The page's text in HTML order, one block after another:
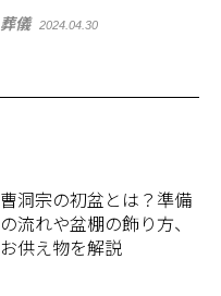
葬儀 2024.04.30
曹洞宗の初盆とは？準備
の流れや盆棚の飾り方、
お供え物を解説